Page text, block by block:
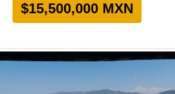
$15,500,000 MXN